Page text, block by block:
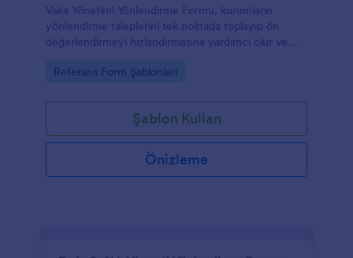
Vaka Yönetimi Yönlendirme Formu, kurumların
yönlendirme taleplerini tek noktada toplayıp ön
değerlendirmeyi hızlandırmasına yardımcı olur ve
yönetmenizi sağlar.
Go to Category:
Referans Form Şablonları
Şablon Kullan
Önizleme